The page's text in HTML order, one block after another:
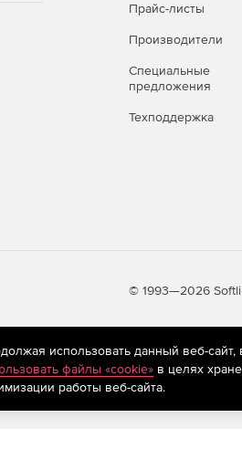
Прайс-листы
Производители
Специальные
предложения
Техподдержка
© 1993—2026
применяются
относящихся к предпочтениям
использовать данный веб-
файлы «cookie»в целях
работы веб-сайта.